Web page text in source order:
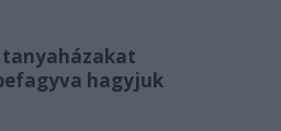
tanyaházakat
hagyjuk